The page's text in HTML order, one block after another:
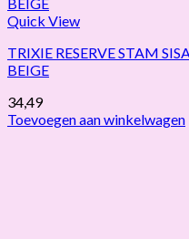
Quick View
TRIXIE RESERVE STAM
BEIGE
34,49
Toevoegen aan winkelwagen